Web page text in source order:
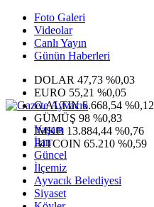
Foto Galeri
Videolar
Canlı Yayın
Günün Haberleri
DOLAR 47,73 %0,03
EURO 55,21 %0,05
G.ALTIN6.668,54 %0,12
GÜMÜŞ 98 %0,83
IMKB 13.884,44 %0,76
BITCOIN 65.210 %0,59
Yaşam
İlan
Güncel
İlçemiz
Ayvacık Belediyesi
Siyaset